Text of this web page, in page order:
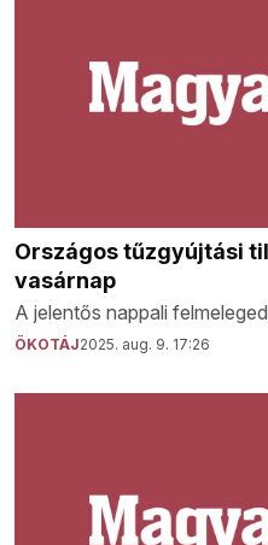
Országos tűzgyújtási
vasárnap
A jelentős nappali
ÖKOTÁJ2025. aug. 9. 17:26